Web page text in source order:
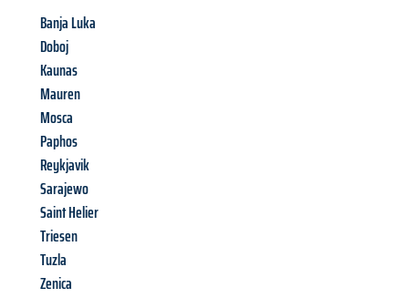
Banja Luka
Doboj
Kaunas
Mauren
Mosca
Paphos
Reykjavik
Sarajewo
Saint Helier
Triesen
Tuzla
Zenica